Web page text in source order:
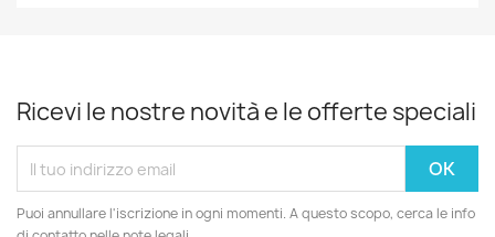
Ricevi le nostre novità e le offerte speciali
Puoi annullare l'iscrizione in ogni momenti. A questo scopo, cerca le info